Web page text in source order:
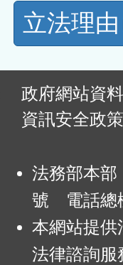
立法理由
政府網站資
資訊安全政策
法務部本部
號 電話總
本網站提供
法律諮詢服